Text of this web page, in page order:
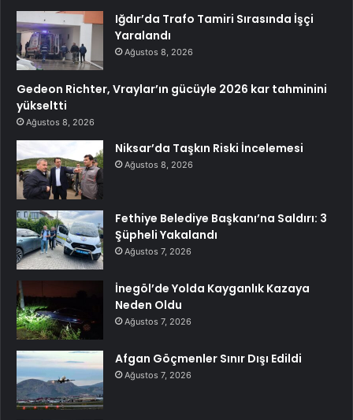
Iğdır’da Trafo Tamiri Sırasında İşçi
Yaralandı
Ağustos 8, 2026
Gedeon Richter, Vraylar’ın gücüyle 2026 kar tahminini
yükseltti
Ağustos 8, 2026
Niksar’da Taşkın Riski İncelemesi
Ağustos 8, 2026
Fethiye Belediye Başkanı’na Saldırı: 3
Şüpheli Yakalandı
Ağustos 7, 2026
İnegöl’de Yolda Kayganlık Kazaya
Neden Oldu
Ağustos 7, 2026
Afgan Göçmenler Sınır Dışı Edildi
Ağustos 7, 2026